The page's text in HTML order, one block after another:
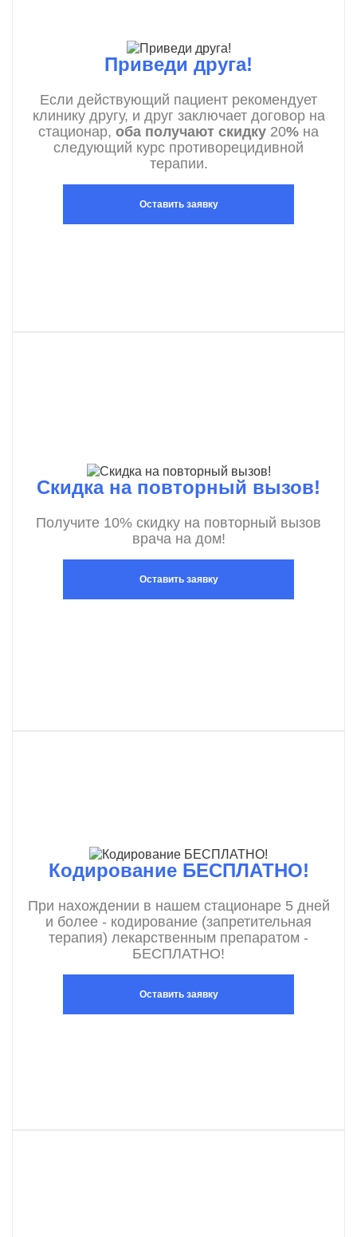
Приведи друга!
Если действующий пациент рекомендует
клинику другу, и друг заключает договор на
стационар, оба получают скидку 20% на
следующий курс противорецидивной
терапии.
Оставить заявку
Скидка на повторный вызов!
Получите 10% скидку на повторный вызов
врача на дом!
Оставить заявку
Кодирование БЕСПЛАТНО!
При нахождении в нашем стационаре 5 дней
и более - кодирование (запретительная
терапия) лекарственным препаратом -
БЕСПЛАТНО!
Оставить заявку